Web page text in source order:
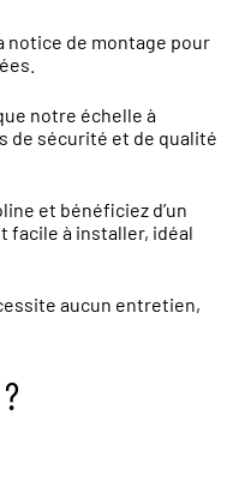
notice de montage pour
notre échelle à
de sécurité et de qualité
et bénéficiez d’un
facile à installer, idéal
aucun entretien,